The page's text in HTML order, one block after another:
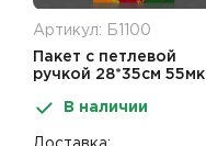
Артикул: Б1100
Пакет с петлевой
ручкой 28*35см 55мк
В наличии